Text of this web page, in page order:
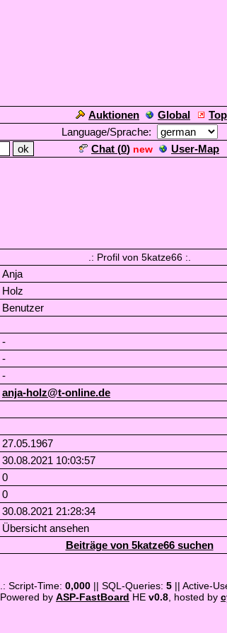
Auktionen Global Top
Language/Sprache:
Chat (0) new User-Map
.: Profil von 5katze66 :.
Anja
Holz
Benutzer
-
-
-
anja-holz@t-online.de
27.05.1967
30.08.2021 10:03:57
0
0
30.08.2021 21:28:34
Übersicht ansehen
Beiträge von 5katze66 suchen
.: Script-Time: 0,000 || SQL-Queries: 5 || Active-
Powered by ASP-FastBoard HE v0.8 , hosted by